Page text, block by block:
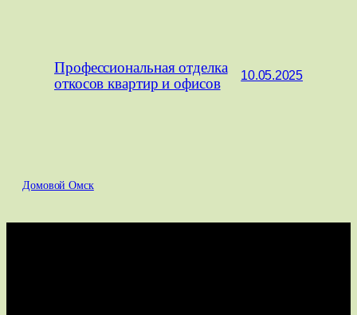
Профессиональная отделка
откосов квартир и офисов
10.05.2025
Домовой Омск